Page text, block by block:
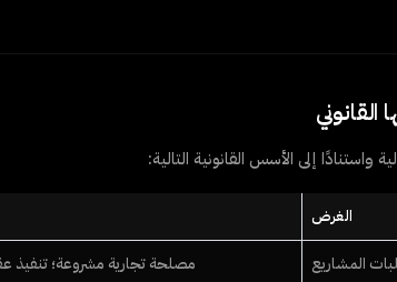
واستنادًا إلى الأسس القانونية التالية:
الغرض
المشاريع مصلحة تجارية مشروعة؛ تنفيذ